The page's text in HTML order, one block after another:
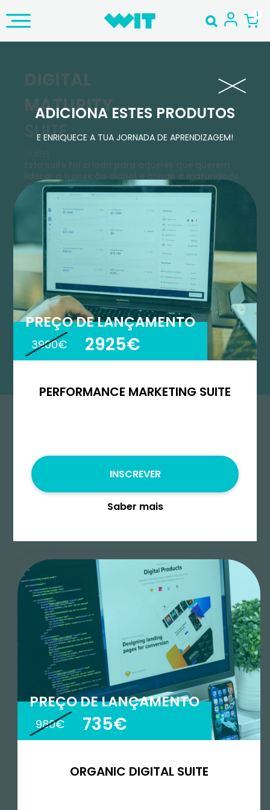
DIGITAL
MATURITY
SUITE
Suite
Esta suite foi criada para aqueles que querem
liderar a transição digital e atingir a maturidade
digital da sua organização. Descobre mais sobre
conceitos do mundo digital, que trazem
maturidade e alavancam o teu negócio.
Começa
Outubro 13, 2025
Duração
6 meses
Idioma
Português
Tipo
Onde
Online
ADICIONA ESTES PRODUTOS
E ENRIQUECE A TUA JORNADA DE APRENDIZAGEM!
PREÇO DE LANÇAMENTO
3900€ 2925€
PERFORMANCE MARKETING SUITE
INSCREVER
Saber mais
PREÇO DE LANÇAMENTO
980€ 735€
ORGANIC DIGITAL SUITE